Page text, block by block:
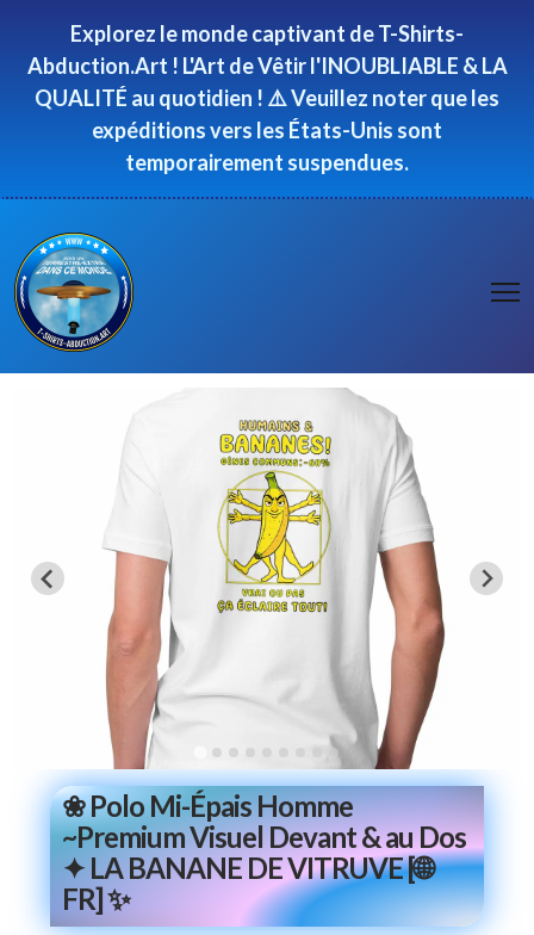
Explorez le monde captivant de T-Shirts-
Abduction.Art ! L'Art de Vêtir l'INOUBLIABLE & LA
QUALITÉ au quotidien ! ⚠️ Veuillez noter que les
expéditions vers les États-Unis sont
temporairement suspendues.
❀ Polo Mi-Épais Homme
~Premium Visuel Devant & au Dos
✦ LA BANANE DE VITRUVE [🌐
FR] ✨